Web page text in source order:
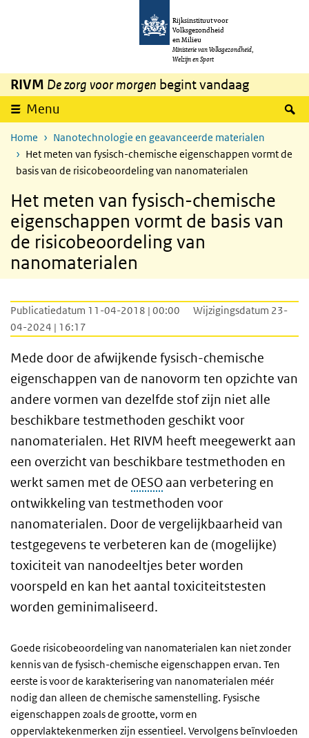
Overslaan en naar de inhoud gaan
Rijksinstituut voor
Volksgezondheid
en Milieu
Ministerie van Volksgezondheid,
Welzijn en Sport
RIVM De zorg voor morgen begint vandaag
Menu
Home
Nanotechnologie en geavanceerde materialen
Het meten van fysisch-chemische eigenschappen vormt de
basis van de risicobeoordeling van nanomaterialen
Het meten van fysisch-chemische
eigenschappen vormt de basis van
de risicobeoordeling van
nanomaterialen
Publicatiedatum 11-04-2018 | 00:00
Wijzigingsdatum 23-
04-2024 | 16:17
Mede door de afwijkende fysisch-chemische
eigenschappen van de nanovorm ten opzichte van
andere vormen van dezelfde stof zijn niet alle
beschikbare testmethoden geschikt voor
nanomaterialen. Het RIVM heeft meegewerkt aan
een overzicht van beschikbare testmethoden en
werkt samen met de OESO aan verbetering en
ontwikkeling van testmethoden voor
nanomaterialen. Door de vergelijkbaarheid van
testgegevens te verbeteren kan de (mogelijke)
toxiciteit van nanodeeltjes beter worden
voorspeld en kan het aantal toxiciteitstesten
worden geminimaliseerd.
Goede risicobeoordeling van nanomaterialen kan niet zonder
kennis van de fysisch-chemische eigenschappen ervan. Ten
eerste is voor de karakterisering van nanomaterialen méér
nodig dan alleen de chemische samenstelling. Fysische
eigenschappen zoals de grootte, vorm en
oppervlaktekenmerken zijn essentieel. Vervolgens beïnvloeden